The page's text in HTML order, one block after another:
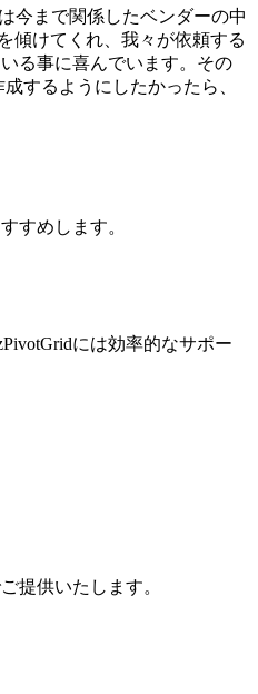
今まで関係したベンダーの中
傾けてくれ、我々が依頼する
る事に喜んでいます。その
するようにしたかったら、
すめします。
には効率的なサポー
提供いたします。